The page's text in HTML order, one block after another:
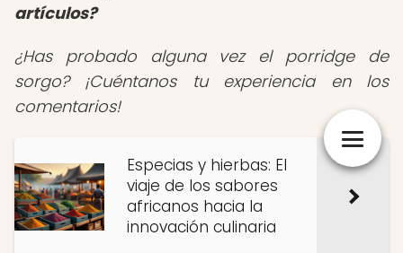
artículos?
¿Has probado alguna vez el porridge de
sorgo? ¡Cuéntanos tu experiencia en los
comentarios!
Especias y hierbas: El
viaje de los sabores
africanos hacia la
innovación culinaria